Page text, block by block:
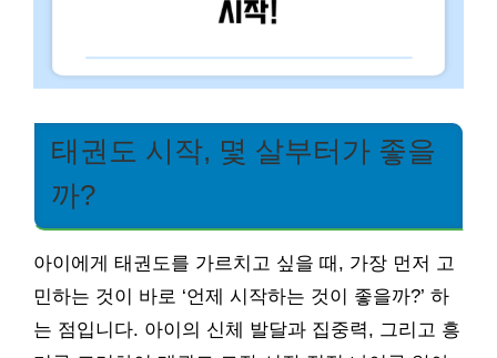
태권도 시작, 몇 살부터가 좋을
까?
아이에게 태권도를 가르치고 싶을 때, 가장 먼저 고
민하는 것이 바로 ‘언제 시작하는 것이 좋을까?’ 하
는 점입니다. 아이의 신체 발달과 집중력, 그리고 흥